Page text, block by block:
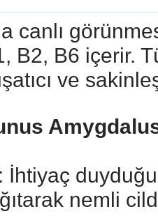
canlı
B2, B6 içerir.
ve
: İhtiyaç
nemli